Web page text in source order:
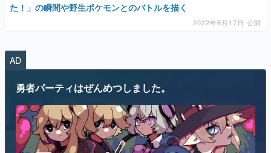
特集記事
マンガ
女性向け
アプリレビュー
その他
電ファミニコゲーマーとは？
た！」の瞬間や野生ポケモンとのバトルを描く
2022年6月17日 公開
AD
勇者パーティはぜんめつしました。